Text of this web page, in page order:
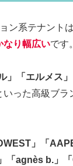
ン系テナントは
なり幅広いです。
」「エルメス
いった高級ブラ
」「
「agnès b.」